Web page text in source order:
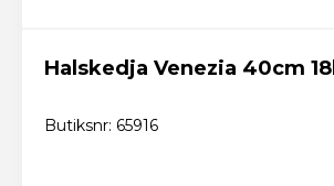
Halskedja Venezia 40cm
Butiksnr: 65916